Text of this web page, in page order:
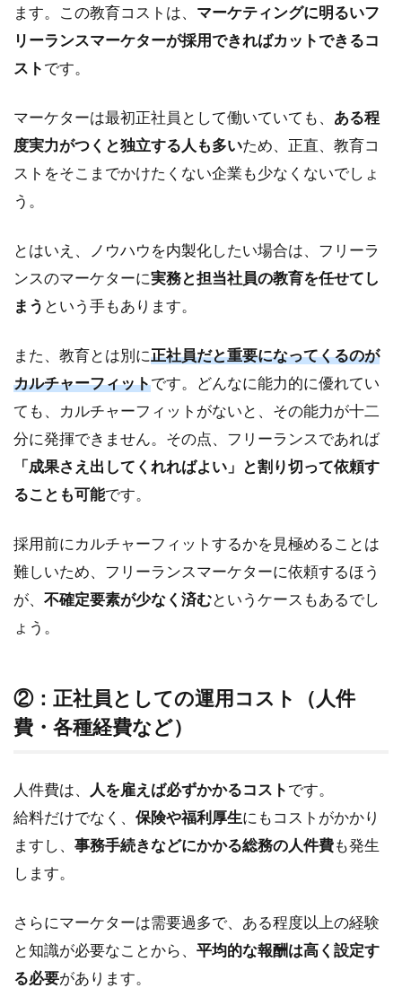
ます。この教育コストは、 マーケティングに明るいフ
リーランスマーケターが採用できればカットできるコ
ストです。
マーケターは最初正社員として働いていても、 ある程
度実力がつくと独立する人も多いため、正直、教育コ
ストをそこまでかけたくない企業も少なくないでしょ
う。
とはいえ、ノウハウを内製化したい場合は、フリーラ
ンスのマーケターに実務と担当社員の教育を任せてし
まう という手もあります。
また、教育とは別に正社員だと重要になってくるのが
カルチャーフィットです。どんなに能力的に優れてい
ても、カルチャーフィットがないと、その能力が十二
分に発揮できません。その点、フリーランスであれば
「成果さえ出してくれればよい」と割り切って依頼す
ることも可能です。
採用前にカルチャーフィットするかを見極めることは
難しいため、フリーランスマーケターに依頼するほう
が、 不確定要素が少なく済むというケースもあるでし
ょう。
②：正社員としての運用コスト（人件
費・各種経費など）
人件費は、 人を雇えば必ずかかるコストです。
給料だけでなく、 保険や福利厚生にもコストがかかり
ますし、 事務手続きなどにかかる総務の人件費も発生
します。
さらにマーケターは需要過多で、ある程度以上の経験
と知識が必要なことから、 平均的な報酬は高く設定す
る必要があります。